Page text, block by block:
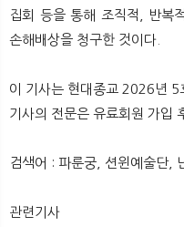
집회 등을 통해 조직적, 반복
손해배상을 청구한 것이다.
이 기사는 현대종교 2026년 5
기사의 전문은 유료회원 가입
검색어 : 파룬궁, 션윈예술단,
관련기사